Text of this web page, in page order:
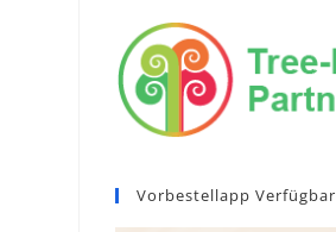
Vorbestellapp Verfügbar